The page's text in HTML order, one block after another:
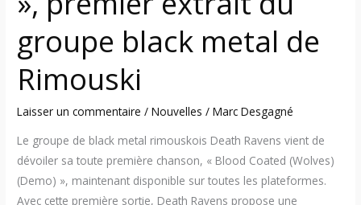
groupe black metal de
Rimouski
Laisser un commentaire /Nouvelles /Marc Desgagné
Le groupe de black metal rimouskois Death Ravens vient de
dévoiler sa toute première chanson, « Blood Coated (Wolves)
(Demo) », maintenant disponible sur toutes les plateformes.
Avec cette première sortie, Death Ravens propose une
Rimouski